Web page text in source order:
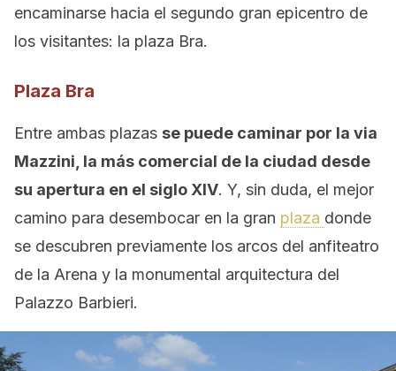
encaminarse hacia el segundo gran epicentro de
los visitantes: la plaza Bra.
Plaza Bra
Entre ambas plazas se puede caminar por la via
Mazzini, la más comercial de la ciudad desde
su apertura en el siglo XIV. Y, sin duda, el mejor
camino para desembocar en la gran plaza donde
se descubren previamente los arcos del anfiteatro
de la Arena y la monumental arquitectura del
Palazzo Barbieri.